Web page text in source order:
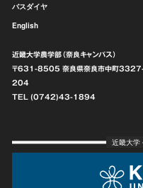
バスダイヤ
English
近畿大学農学部（奈良キャンパス）
〒631-8505 奈良県奈良市中町
204
TEL (0742)43-1894
近畿大学